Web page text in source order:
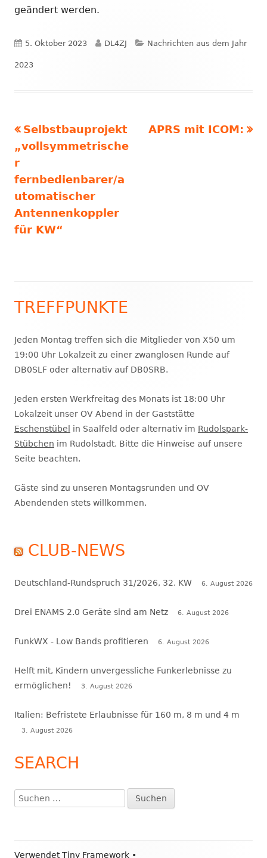
geändert werden.
Veröffentlicht
am
5. Oktober 2023 Autor
DL4ZJ Kategorien
Nachrichten aus dem Jahr
2023
Beitragsnavigation
Vorheriger
Beitrag:
Selbstbauprojekt
„vollsymmetrische
r
fernbedienbarer/a
utomatischer
Antennenkoppler
für KW“
Nächster
APRS mit ICOM:
Haupt-
Seitenleiste
TREFFPUNKTE
Jeden Montag treffen sich die Mitglieder von X50 um
19:00 Uhr Lokalzeit zu einer zwanglosen Runde auf
DB0SLF oder alternativ auf DB0SRB.
Jeden ersten Werkfreitag des Monats ist 18:00 Uhr
Lokalzeit unser OV Abend in der Gaststätte
Eschenstübel
in Saalfeld oder alternativ im Rudolspark-
Stübchen im Rudolstadt. Bitte die Hinweise auf unsere
Seite beachten.
Gäste sind zu unseren Montagsrunden und OV
Abendenden stets willkommen.
CLUB-NEWS
Deutschland-Rundspruch 31/2026, 32. KW 6. August 2026
Drei ENAMS 2.0 Geräte sind am Netz 6. August 2026
FunkWX - Low Bands profitieren 6. August 2026
Helft mit, Kindern unvergessliche Funkerlebnisse zu
ermöglichen!
3. August 2026
Italien: Befristete Erlaubnisse für 160 m, 8 m und 4 m
3. August 2026
SEARCH
Suchen
nach:
Footer
VerwendetTiny Framework •